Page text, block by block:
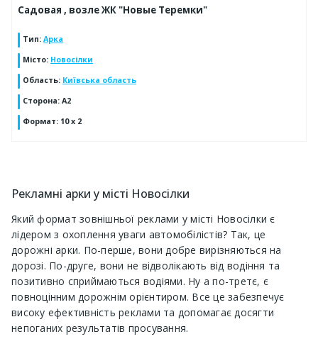
Садовая , возле ЖК "Новые Теремки"
Тип: Арка
Місто: Новосілки
Область: Київська область
Сторона: А2
Формат: 10 х 2
Рекламні арки у місті Новосілки
Який формат зовнішньої реклами у місті Новосілки є
лідером з охоплення уваги автомобілістів? Так, це
дорожні арки. По-перше, вони добре вирізняються на
дорозі. По-друге, вони не відволікають від водіння та
позитивно сприймаються водіями. Ну а по-третє, є
повноцінним дорожнім орієнтиром. Все це забезпечує
високу ефективність реклами та допомагає досягти
непоганих результатів просування.